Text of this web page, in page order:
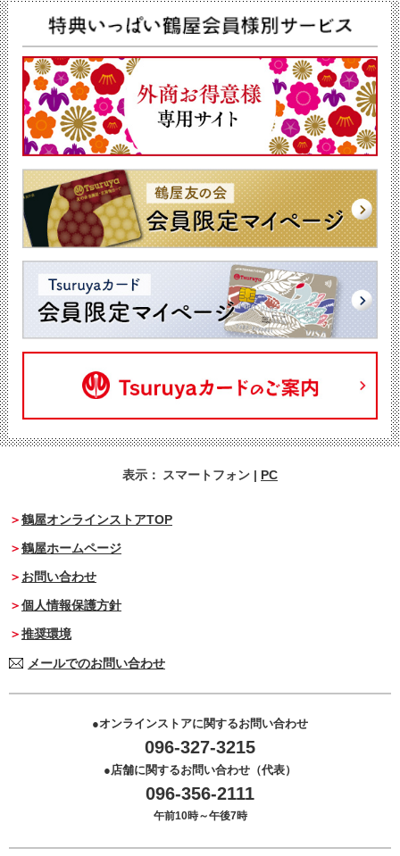
表示： スマートフォン | PC
鶴屋オンラインストアTOP
鶴屋ホームページ
お問い合わせ
個人情報保護方針
推奨環境
メールでのお問い合わせ
オンラインストアに関するお問い合わせ
096-327-3215
店舗に関するお問い合わせ（代表）
096-356-2111
午前10時～午後7時